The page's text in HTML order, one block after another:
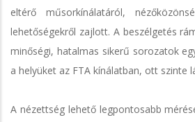
eltérő műsorkínálatáról,
lehetőségekről zajlott. A beszélgetés
minőségi, hatalmas sikerű sorozatok
a helyüket az FTA kínálatban, ott szinte
A nézettség lehető legpontosabb